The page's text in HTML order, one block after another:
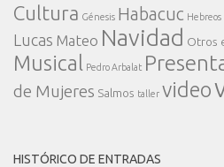
Cultura Génesis Habacuc Hebreos
Lucas Mateo Navidad Otros
Musical
Pedro Arbalat
de Mujeres Salmos taller video
HISTÓRICO DE ENTRADAS